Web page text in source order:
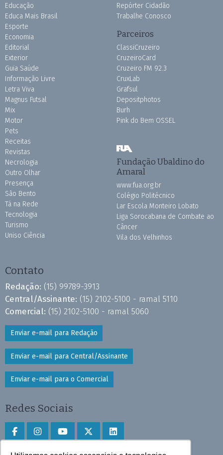
Educação
Educa Mais Brasil
Esporte
Economia
Editorial
Exterior
Guia Saúde
Informação Livre
Letra Viva
Magnus Futsal
Mix
Motor
Pets
Receitas
Revistas
Necrologia
Outro Olhar
Presença
São Bento
Tá na Rede
Tecnologia
Turismo
Uniso Ciência
Repórter Cidadão
Trabalhe Conosco
Parceiros
ClassiCruzeiro
CruzeiroCard
Cruzeiro FM 92.3
CruxLab
Grafsul
Depositphotos
Burh
Pink do Bem OSSEL
Fundação Ubaldino do
Amaral
www.fua.org.br
Colégio Politécnico
Lar Escola Monteiro Lobato
Liga Sorocabana de Combate ao
Câncer
Vila dos Velhinhos
Contato
Redação: (15) 99789-3913
Central/Assinante: (15) 2102-5100 - ramal 5110
Comercial: (15) 2102-5100 - ramal 5060
Enviar e-mail para Redação
Enviar e-mail para Central/Assinante
Enviar e-mail para o Comercial
Redes Sociais